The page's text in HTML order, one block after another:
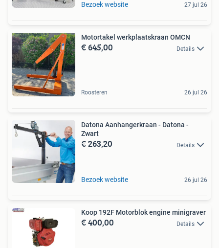
Bezoek website 27 jul 26
Motortakel werkplaatskraan OMCN
€ 645,00 Details
Roosteren 26 jul 26
Datona Aanhangerkraan - Datona -
Zwart
€ 263,20 Details
Bezoek website 26 jul 26
Koop 192F Motorblok engine minigraver
€ 400,00 Details